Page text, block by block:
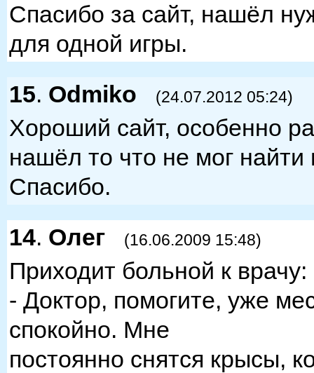
Спасибо за сайт, нашёл
для одной игры.
15. Odmiko (24.07.2012 05:24)
Хороший сайт, особенно
нашёл то что не мог найти
Спасибо.
14. Олег (16.06.2009 15:48)
Приходит больной к врачу:
- Доктор, помогите, уже
спокойно. Мне
постоянно снятся крысы,